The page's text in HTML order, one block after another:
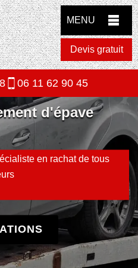
MENU
Devis gratuit
06 11 62 90 45
d'épave
en rachat de tous